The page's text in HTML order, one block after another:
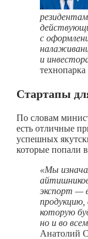
с
и
Стартапы
По словам
есть отличные
успешных
которые попали
«Мы
экспорт —
продукцию,
которую
но и во
Анатолий